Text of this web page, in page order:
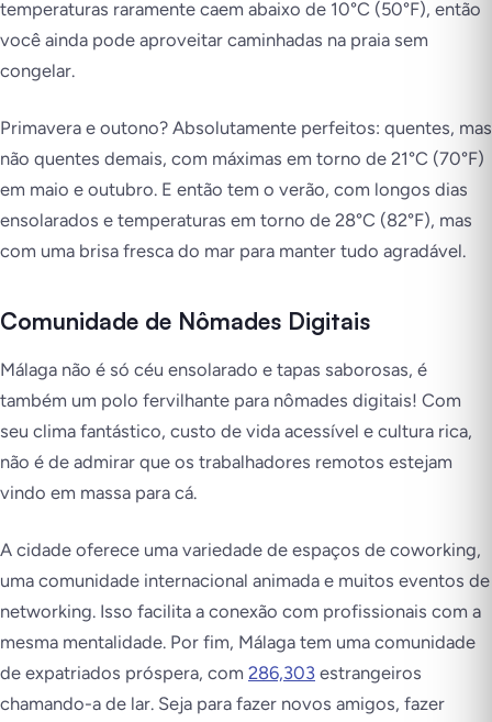
temperaturas raramente caem abaixo de 10°C (50°F), então
você ainda pode aproveitar caminhadas na praia sem
congelar.
Primavera e outono? Absolutamente perfeitos: quentes, mas
não quentes demais, com máximas em torno de 21°C (70°F)
em maio e outubro. E então tem o verão, com longos dias
ensolarados e temperaturas em torno de 28°C (82°F), mas
com uma brisa fresca do mar para manter tudo agradável.
Comunidade de Nômades Digitais
Málaga não é só céu ensolarado e tapas saborosas, é
também um polo fervilhante para nômades digitais! Com
seu clima fantástico, custo de vida acessível e cultura rica,
não é de admirar que os trabalhadores remotos estejam
vindo em massa para cá.
A cidade oferece uma variedade de espaços de coworking,
uma comunidade internacional animada e muitos eventos de
networking. Isso facilita a conexão com profissionais com a
mesma mentalidade. Por fim, Málaga tem uma comunidade
de expatriados próspera, com 286,303 estrangeiros
chamando-a de lar. Seja para fazer novos amigos, fazer